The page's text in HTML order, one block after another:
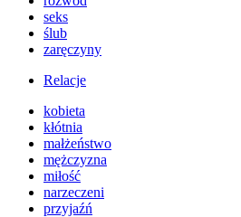
seks
ślub
zaręczyny
Relacje
kobieta
kłótnia
małżeństwo
mężczyzna
miłość
narzeczeni
przyjaźń